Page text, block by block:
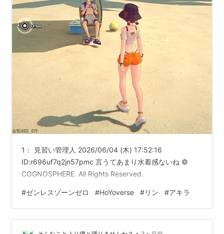
1： 見習い管理人 2026/06/04 (木) 17:52:16
ID:r696uf7q2jn57pmc 言うてあまり水着感ないね ©
COGNOSPHERE. All Rights Reserved.
#ゼンレスゾーンゼロ #HoYoverse #リン #アキラ